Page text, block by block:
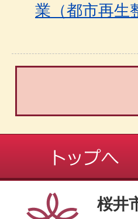
業（都市再生
桜井